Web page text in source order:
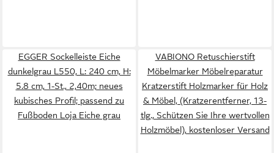
EGGER Sockelleiste Eiche
dunkelgrau L550, L: 240 cm, H:
5.8 cm, 1-St., 2,40m; neues
kubisches Profil; passend zu
Fußboden Loja Eiche grau
VABIONO Retuschierstift
Möbelmarker Möbelreparatur
Kratzerstift Holzmarker für Holz
& Möbel, (Kratzerentferner, 13-
tlg., Schützen Sie Ihre wertvollen
Holzmöbel), kostenloser Versand